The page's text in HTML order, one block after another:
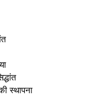
स्थापना